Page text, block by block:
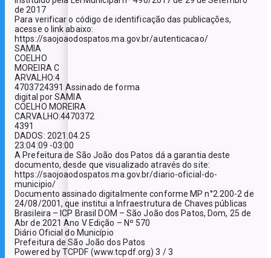
de 2017
Para verificar o código de identificação das publicações,
acesse o link abaixo:
https://saojoaodospatos.ma.gov.br/autenticacao/
SAMIA
COELHO
MOREIRA C
ARVALHO:4
4703724391 Assinado de forma
digital por SAMIA
COELHO MOREIRA
CARVALHO:4470372
4391
DADOS: 2021.04.25
23:04:09 -03:00
A Prefeitura de São João dos Patos dá a garantia deste
documento, desde que visualizado através do site:
https://saojoaodospatos.ma.gov.br/diario-oficial-do-
municipio/
Documento assinado digitalmente conforme MP n°2.200-2 de
24/08/2001, que institui a Infraestrutura de Chaves públicas
Brasileira – ICP Brasil DOM – São João dos Patos, Dom, 25 de
Abr de 2021 Ano V Edição – Nº 570
Diário Oficial do Município
Prefeitura de São João dos Patos
Powered by TCPDF (www.tcpdf.org) 3 / 3